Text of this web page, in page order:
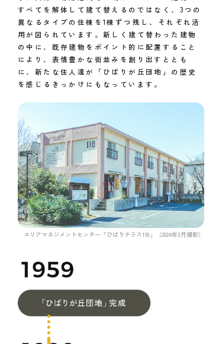
すべてを解体して建て替えるのではなく、3つの
異なるタイプの住棟を1棟ずつ残し、それぞれ活
用が図られています。新しく建て替わった建物
の中に、既存建物をポイント的に配置すること
により、表情豊かな街並みを創り出すととも
に、新たな住人達が「ひばりが丘団地」の歴史
を感じるきっかけにもなっています。
エリアマネジメントセンター「ひばりテラス118」（2024年3月撮影）